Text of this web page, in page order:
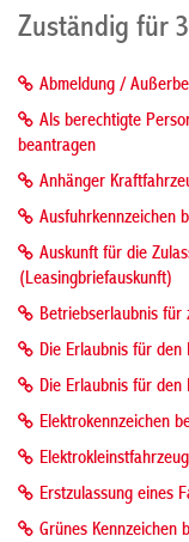
Zuständig für
Abmeldung /
Als berechtigte
beantragen
Anhänger
Ausfuhrkennzeichen
Auskunft für die
(Leasingbriefauskunft)
Betriebserlaubnis für
Die Erlaubnis für
Die Erlaubnis für
Elektrokennzeichen
Erstzulassung eines
Grünes Kennzeichen